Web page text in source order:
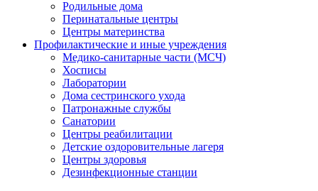
Родильные дома
Перинатальные центры
Центры материнства
Профилактические и иные учреждения
Медико-санитарные части (МСЧ)
Хосписы
Лаборатории
Дома сестринского ухода
Патронажные службы
Санатории
Центры реабилитации
Детские оздоровительные лагеря
Центры здоровья
Дезинфекционные станции